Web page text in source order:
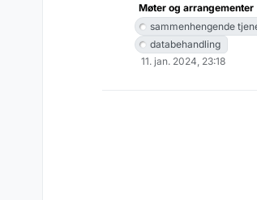
Møter og arrangementer
sammenhengende
databehandling
11. jan. 2024, 23:18